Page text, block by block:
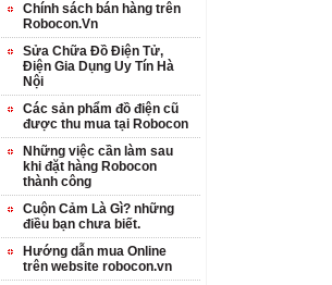
Chính sách bán hàng trên
Robocon.Vn
Sửa Chữa Đồ Điện Tử,
Điện Gia Dụng Uy Tín Hà
Nội
Các sản phẩm đồ điện cũ
được thu mua tại Robocon
Những việc cần làm sau
khi đặt hàng Robocon
thành công
Cuộn Cảm Là Gì? những
điều bạn chưa biết.
Hướng dẫn mua Online
trên website robocon.vn